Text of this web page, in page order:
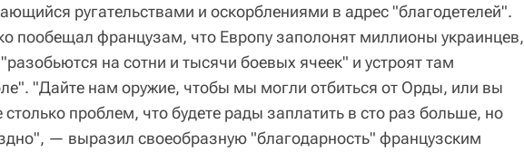
ругательствами и оскорблениями в адрес "благодетелей".
пообещал французам, что Европу заполонят миллионы украинцев,
на сотни и тысячи боевых ячеек" и устроят там
"Дайте нам оружие, чтобы мы могли отбиться от Орды, или вы
столько проблем, что будете рады заплатить в сто раз больше, но
— выразил своеобразную "благодарность" французским